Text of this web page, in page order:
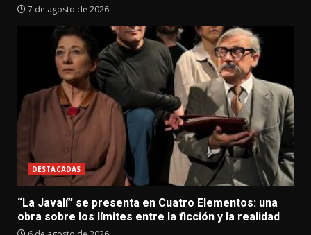
7 de agosto de 2026
DESTACADAS
“La Javalí” se presenta en Cuatro Elementos: una
obra sobre los límites entre la ficción y la realidad